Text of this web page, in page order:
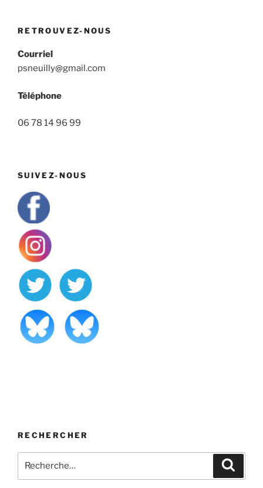
RETROUVEZ-NOUS
Courriel
psneuilly@gmail.com
Téléphone
06 78 14 96 99
SUIVEZ-NOUS
RECHERCHER
pour